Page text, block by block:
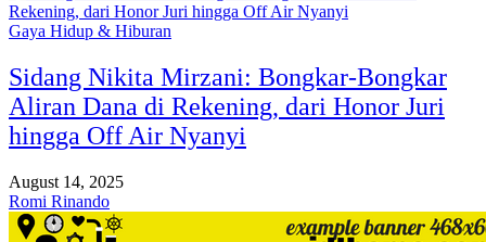
Gaya Hidup & Hiburan
Sidang Nikita Mirzani: Bongkar-Bongkar
Aliran Dana di Rekening, dari Honor Juri
hingga Off Air Nyanyi
August 14, 2025
Romi Rinando